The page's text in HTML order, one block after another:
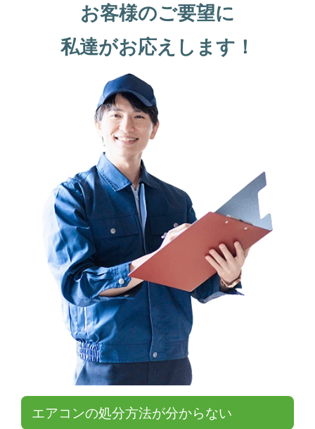
お客様のご要望に
私達がお応えします！
エアコンの処分方法が分からない